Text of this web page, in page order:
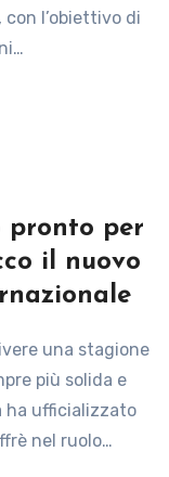
l’obiettivo di
pronto per
il nuovo
più solida e
ha ufficializzato
nel ruolo…